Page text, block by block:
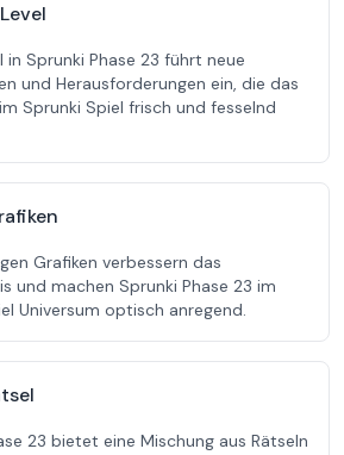
in Sprunki Phase 23 führt neue
und Herausforderungen ein, die das
Sprunki Spiel frisch und fesselnd
Grafiken verbessern das
und machen Sprunki Phase 23 im
Universum optisch anregend.
23 bietet eine Mischung aus Rätseln